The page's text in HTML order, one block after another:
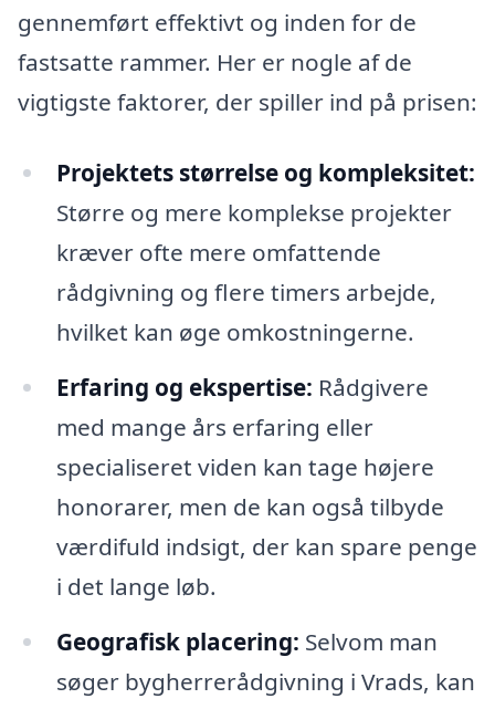
gennemført effektivt og inden for de
fastsatte rammer. Her er nogle af de
vigtigste faktorer, der spiller ind på prisen:
Projektets størrelse og kompleksitet:
Større og mere komplekse projekter
kræver ofte mere omfattende
rådgivning og flere timers arbejde,
hvilket kan øge omkostningerne.
Erfaring og ekspertise: Rådgivere
med mange års erfaring eller
specialiseret viden kan tage højere
honorarer, men de kan også tilbyde
værdifuld indsigt, der kan spare penge
i det lange løb.
Geografisk placering: Selvom man
søger bygherrerådgivning i Vrads, kan